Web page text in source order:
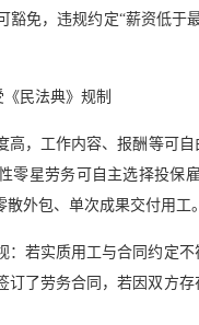
豁免，违规约定“薪资低
民法典》规制
高，工作内容、报酬等可
零星劳务可自主选择投保
散外包、单次成果交付用工
：若实质用工与合同约定
订了劳务合同，若因双方